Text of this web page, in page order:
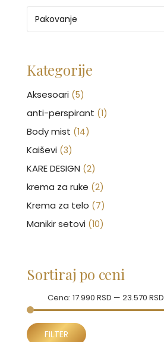
Pakovanje
Kategorije
Aksesoari (5)
anti-perspirant (1)
Body mist (14)
Kaiševi (3)
KARE DESIGN (2)
krema za ruke (2)
Krema za telo (7)
Manikir setovi (10)
Nega lica (88)
Nega tela (93)
Neseseri
Novčanici (50)
Sortiraj po ceni
FILTER
Cena: 17.990 RSD — 23.570 RSD